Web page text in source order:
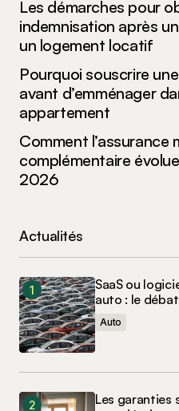
Les démarches pour
indemnisation après
un logement locatif
Pourquoi souscrire
avant d’emménager
appartement
Comment l’assurance
complémentaire
2026
Actualités
SaaS ou
auto : le
Auto
Les garanties